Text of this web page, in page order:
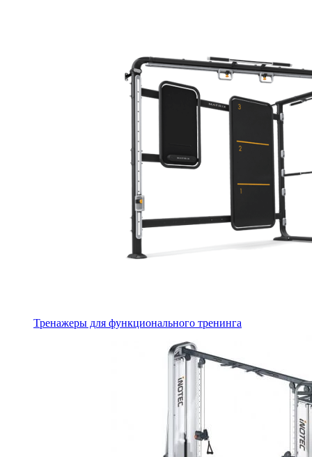
Тренажеры для функционального тренинга